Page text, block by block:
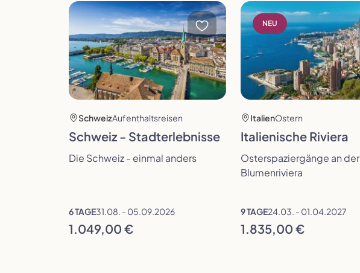
Reise öffnen
SchweizAufenthaltsreisen
Schweiz - Stadterlebnisse
Die Schweiz - einmal anders
6 TAGE31.08. - 05.09.2026
1.049,00 €
NEU
Reise öffnen
ItalienOstern
Italienische Riviera
Osterspaziergänge an der
Blumenriviera
9 TAGE24.03. - 01.04.2027
1.835,00 €